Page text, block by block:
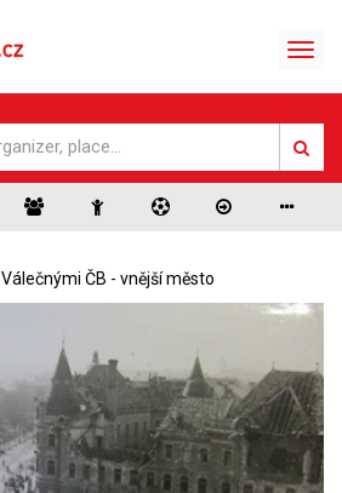
Válečnými ČB - vnější město